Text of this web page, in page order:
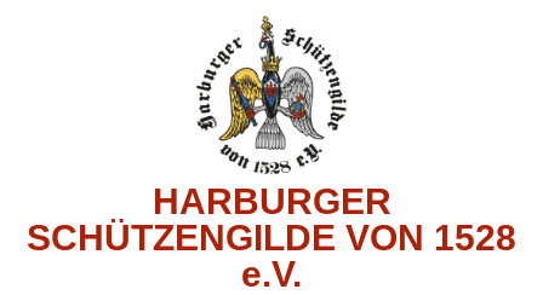
HARBURGER
SCHÜTZENGILDE VON 1528
e.V.